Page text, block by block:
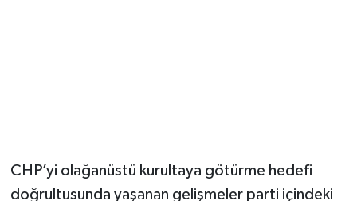
CHP’yi olağanüstü kurultaya götürme hedefi
doğrultusunda yaşanan gelişmeler parti içindeki